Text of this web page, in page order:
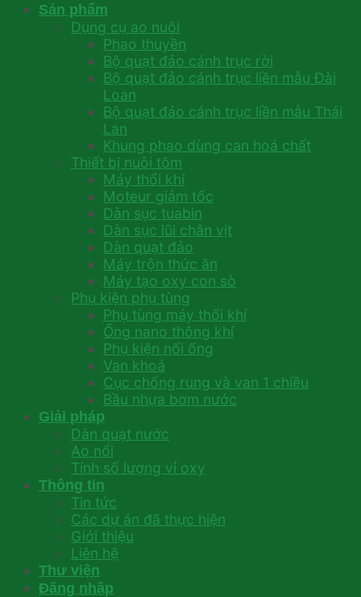
Sản phẩm
Dụng cụ ao nuôi
Phao thuyền
Bộ quạt đảo cánh trục rời
Bộ quạt đảo cánh trục liền mẫu Đài
Loan
Bộ quạt đảo cánh trục liền mẫu Thái
Lan
Khung phao dùng can hoá chất
Thiết bị nuôi tôm
Máy thổi khí
Moteur giảm tốc
Dàn sục tuabin
Dàn sục lũi chân vịt
Dàn quạt đảo
Máy trộn thức ăn
Máy tạo oxy con sò
Phụ kiện phụ tùng
Phụ tùng máy thổi khí
Ống nano thông khí
Phụ kiện nối ống
Van khoá
Cục chống rung và van 1 chiều
Bầu nhựa bơm nước
Giải pháp
Dàn quạt nước
Ao nổi
Tính số lượng vỉ oxy
Thông tin
Tin tức
Các dự án đã thực hiện
Giới thiệu
Liên hệ
Thư viện
Đăng nhập